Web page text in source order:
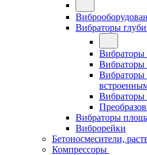
Вибраторы
Вибраторы
Вибраторы
Вибраторы
Вибраторы
Вибраторы
Виброрейки
Бетоносмесители,
Компрессоры